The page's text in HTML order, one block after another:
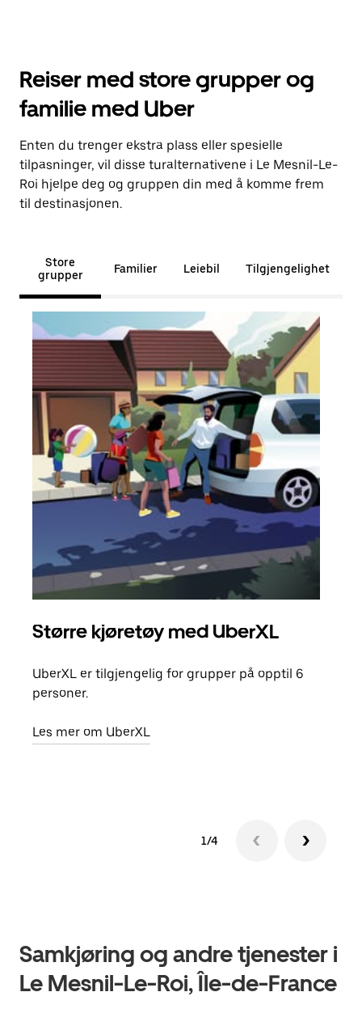
Reiser med store grupper og
familie med Uber
Enten du trenger ekstra plass eller spesielle
tilpasninger, vil disse turalternativene i Le Mesnil-Le-
Roi hjelpe deg og gruppen din med å komme frem
til destinasjonen.
Store
grupper
Familier Leiebil Tilgjengelighet
Større kjøretøy med UberXL
UberXL er tilgjengelig for grupper på opptil 6
personer.
Les mer om UberXL
1/4
Samkjøring og andre tjenester i
Le Mesnil-Le-Roi, Île-de-France